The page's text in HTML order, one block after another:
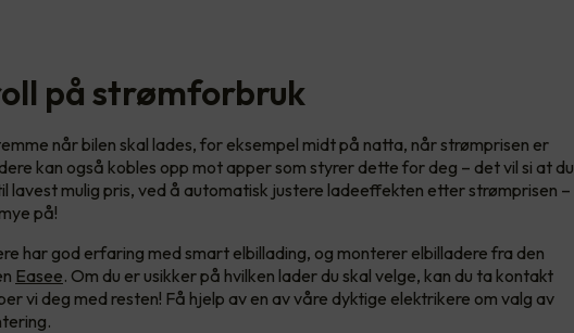
på strømforbruk
når bilen skal lades, for eksempel midt på natta, når strømprisen er
kan også kobles opp mot apper som styrer dette for deg – det vil si at du
lavest mulig pris, ved å automatisk justere ladeeffekten etter strømprisen –
på!
har god erfaring med smart elbillading, og monterer elbilladere fra den
Easee. Om du er usikker på hvilken lader du skal velge, kan du ta kontakt
vi deg med resten! Få hjelp av en av våre dyktige elektrikere om valg av